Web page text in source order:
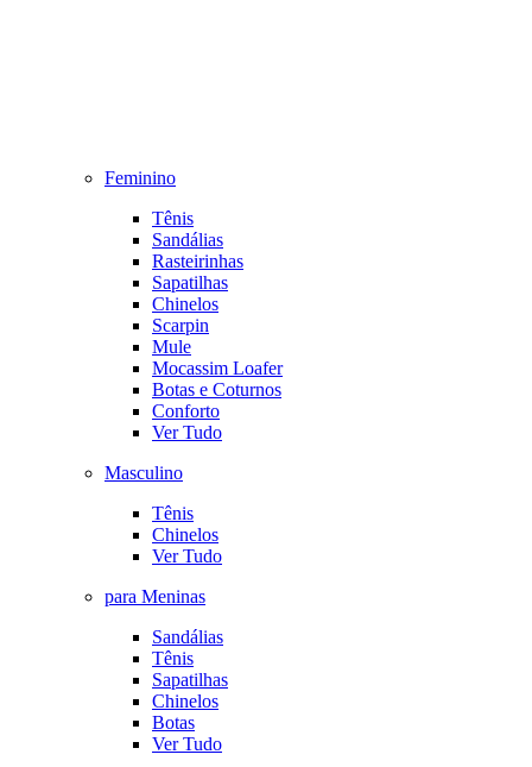
Feminino
Tênis
Sandálias
Rasteirinhas
Sapatilhas
Chinelos
Scarpin
Mule
Mocassim Loafer
Botas e Coturnos
Conforto
Ver Tudo
Masculino
Tênis
Chinelos
Ver Tudo
para Meninas
Sandálias
Tênis
Sapatilhas
Chinelos
Botas
Ver Tudo